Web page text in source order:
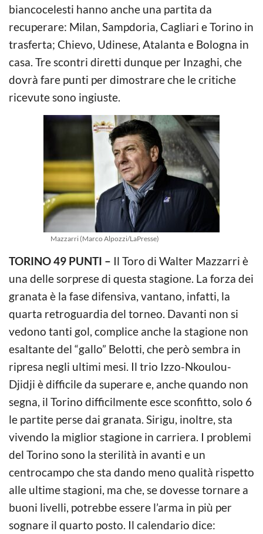
biancocelesti hanno anche una partita da
recuperare: Milan, Sampdoria, Cagliari e Torino in
trasferta; Chievo, Udinese, Atalanta e Bologna in
casa. Tre scontri diretti dunque per Inzaghi, che
dovrà fare punti per dimostrare che le critiche
ricevute sono ingiuste.
Mazzarri (Marco Alpozzi/LaPresse)
TORINO 49 PUNTI – Il Toro di Walter Mazzarri è
una delle sorprese di questa stagione. La forza dei
granata è la fase difensiva, vantano, infatti, la
quarta retroguardia del torneo. Davanti non si
vedono tanti gol, complice anche la stagione non
esaltante del “gallo” Belotti, che però sembra in
ripresa negli ultimi mesi. Il trio Izzo-Nkoulou-
Djidji è difficile da superare e, anche quando non
segna, il Torino difficilmente esce sconfitto, solo 6
le partite perse dai granata. Sirigu, inoltre, sta
vivendo la miglior stagione in carriera. I problemi
del Torino sono la sterilità in avanti e un
centrocampo che sta dando meno qualità rispetto
alle ultime stagioni, ma che, se dovesse tornare a
buoni livelli, potrebbe essere l’arma in più per
sognare il quarto posto. Il calendario dice: